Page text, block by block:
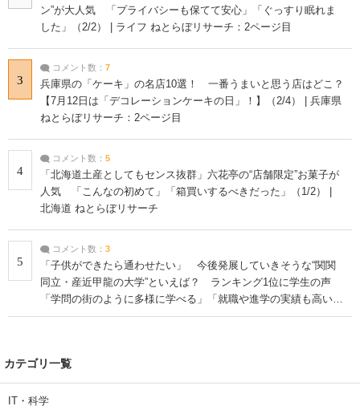
ン”が大人気 「プライバシーも保てて安心」「ぐっすり眠れま
した」（2/2） | ライフ ねとらぼリサーチ：2ページ目
3
コメント数： 7
兵庫県の「ケーキ」の名店10選！ 一番うまいと思う店はどこ？
【7月12日は「デコレーションケーキの日」！】（2/4） | 兵庫県
ねとらぼリサーチ：2ページ目
4
コメント数： 5
「北海道土産としてもセンス抜群」六花亭の“店舗限定”お菓子が
人気 「こんなの初めて」「箱買いするべきだった」（1/2） |
北海道 ねとらぼリサーチ
5
コメント数： 3
「子供ができたら通わせたい」 今後発展していきそうな“関関
同立・産近甲龍の大学”といえば？ ランキング1位に学生の声
「学問の街のように多様に学べる」「就職や進学の実績も高い」
| 大学 ねとらぼリサーチ
カテゴリ一覧
IT・科学